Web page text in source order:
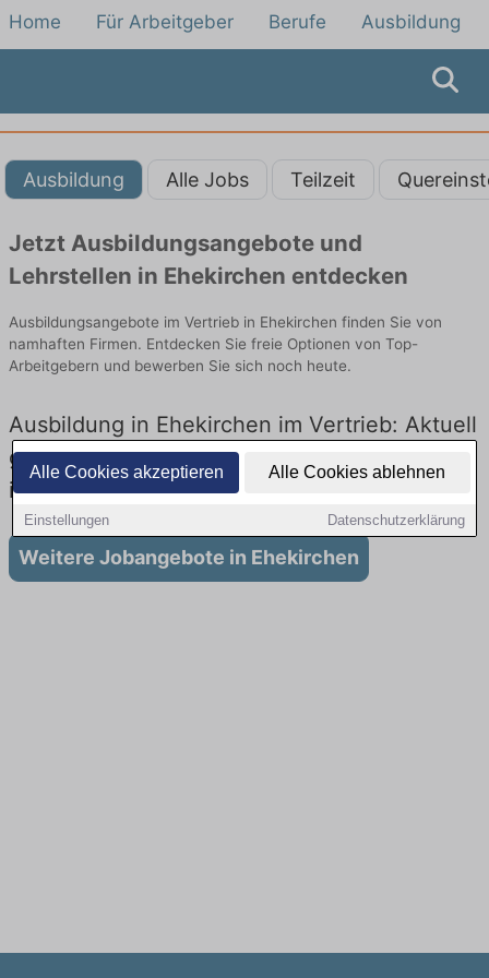
Alle Cookies akzeptieren Alle Cookies ablehnen
Einstellungen Datenschutzerklärung
Home Für Arbeitgeber Berufe Ausbildung
Ausbildung Alle Jobs Teilzeit
Jetzt Ausbildungsangebote und
Lehrstellen in Ehekirchen entdecken
Ausbildungsangebote im Vertrieb in Ehekirchen finden Sie von
namhaften Firmen. Entdecken Sie freie Optionen von Top-
Arbeitgebern und bewerben Sie sich noch heute.
Ausbildung in Ehekirchen im Vertrieb: Aktuell
gibt es keine Stellenangebote für Ausbildung
in Ehekirchen
Weitere Jobangebote in Ehekirchen